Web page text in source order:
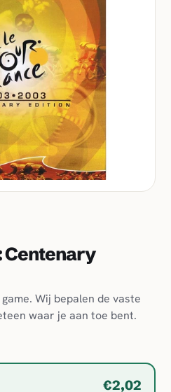
Centenary
Wij bepalen de vaste
waar je aan toe bent.
€2,02